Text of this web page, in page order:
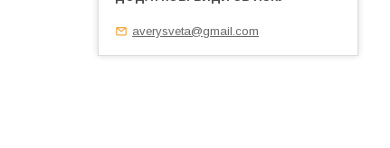
averysveta@gmail.com